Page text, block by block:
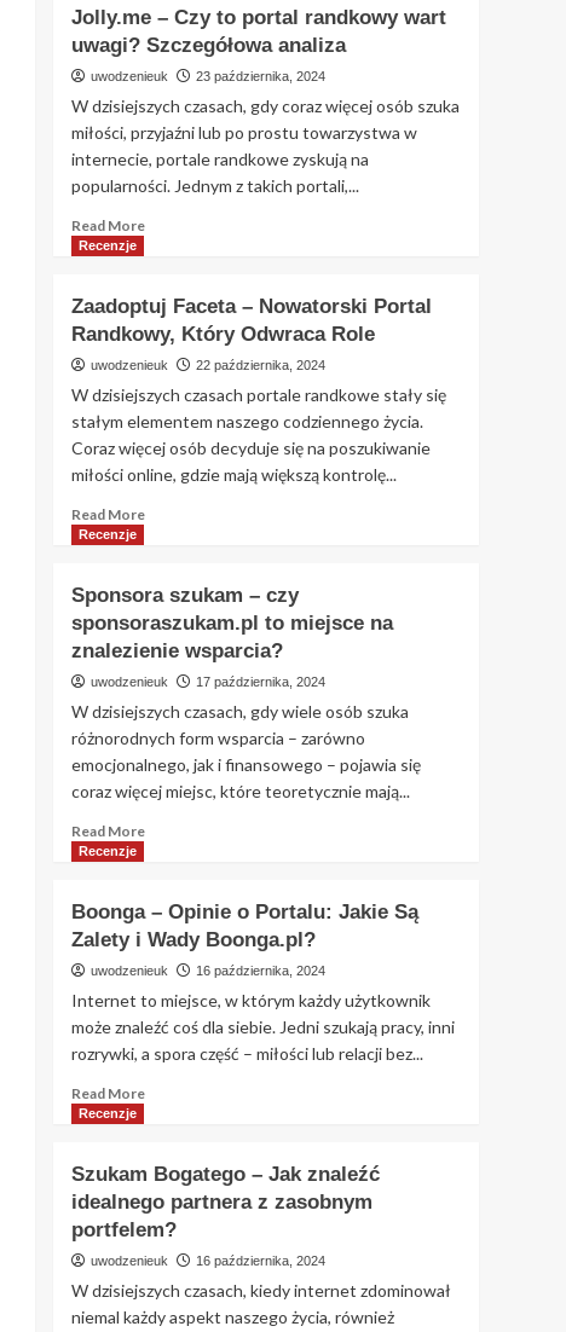
Jolly.me – Czy to portal randkowy wart
uwagi? Szczegółowa analiza
uwodzenieuk 23 października, 2024
W dzisiejszych czasach, gdy coraz więcej osób szuka
miłości, przyjaźni lub po prostu towarzystwa w
internecie, portale randkowe zyskują na
popularności. Jednym z takich portali,...
Read MoreRead
–
Czy
to
randkowy
wart
uwagi?
Szczegółowa
Recenzje
Zaadoptuj Faceta – Nowatorski Portal
Randkowy, Który Odwraca Role
uwodzenieuk 22 października, 2024
W dzisiejszych czasach portale randkowe stały się
stałym elementem naszego codziennego życia.
Coraz więcej osób decyduje się na poszukiwanie
miłości online, gdzie mają większą kontrolę...
Read MoreRead
Faceta
–
Nowatorski
Portal
Randkowy,
Który
Odwraca
Role
Recenzje
Sponsora szukam – czy
sponsoraszukam.pl to miejsce na
znalezienie wsparcia?
uwodzenieuk 17 października, 2024
W dzisiejszych czasach, gdy wiele osób szuka
różnorodnych form wsparcia – zarówno
emocjonalnego, jak i finansowego – pojawia się
coraz więcej miejsc, które teoretycznie mają...
Read MoreRead
szukam
–
czy
to
miejsce
na
wsparcia?
Recenzje
Boonga – Opinie o Portalu: Jakie Są
Zalety i Wady Boonga.pl?
uwodzenieuk 16 października, 2024
Internet to miejsce, w którym każdy użytkownik
może znaleźć coś dla siebie. Jedni szukają pracy, inni
rozrywki, a spora część – miłości lub relacji bez...
Read MoreRead
–
Opinie
o
Portalu:
Są
Zalety
Recenzje
Szukam Bogatego – Jak znaleźć
idealnego partnera z zasobnym
portfelem?
uwodzenieuk 16 października, 2024
W dzisiejszych czasach, kiedy internet zdominował
niemal każdy aspekt naszego życia, również